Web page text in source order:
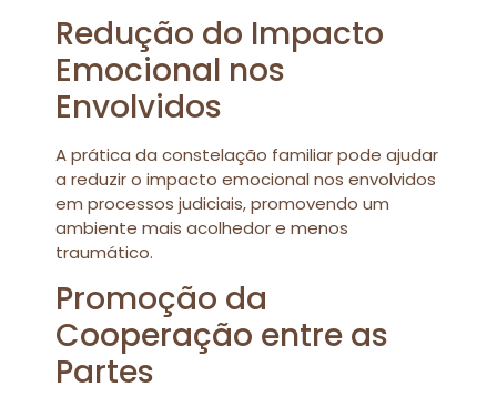
Redução do Impacto
Emocional nos
Envolvidos
A prática da constelação familiar pode ajudar
a reduzir o impacto emocional nos envolvidos
em processos judiciais, promovendo um
ambiente mais acolhedor e menos
traumático.
Promoção da
Cooperação entre as
Partes